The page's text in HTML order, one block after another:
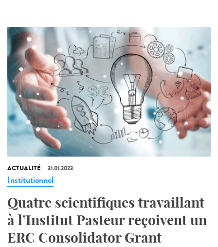
ACTUALITÉ 31.01.2023
Institutionnel
Quatre scientifiques travaillant
à l’Institut Pasteur reçoivent un
ERC Consolidator Grant